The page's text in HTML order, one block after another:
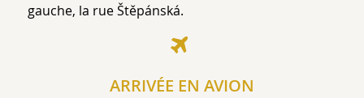
gauche, la rue Štěpánská.
ARRIVÉE EN AVION